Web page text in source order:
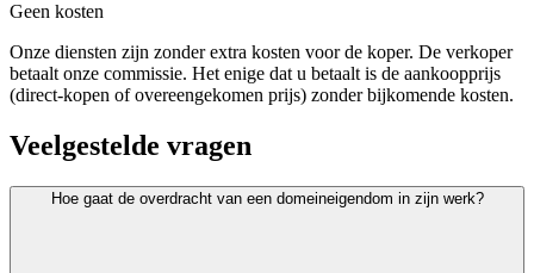
Geen kosten
Onze diensten zijn zonder extra kosten voor de koper. De verkoper
betaalt onze commissie. Het enige dat u betaalt is de aankoopprijs
(direct-kopen of overeengekomen prijs) zonder bijkomende kosten.
Veelgestelde vragen
Hoe gaat de overdracht van een domeineigendom in zijn werk?